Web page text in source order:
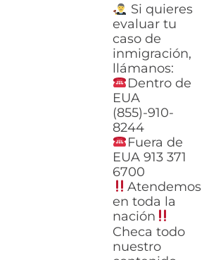
Si quieres
evaluar tu
caso de
inmigración,
llámanos:
Dentro de
EUA
(855)-910-
8244
Fuera de
EUA 913 371
6700
Atendemos
en toda la
nación
Checa todo
nuestro